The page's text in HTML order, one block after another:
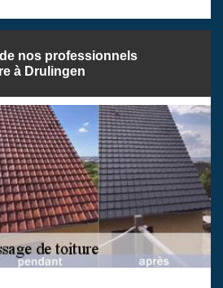
nos professionnels
à Drulingen